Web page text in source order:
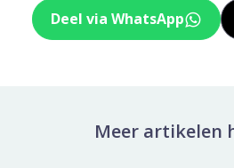
Deel via WhatsApp
Deel dit via
Meer artikelen